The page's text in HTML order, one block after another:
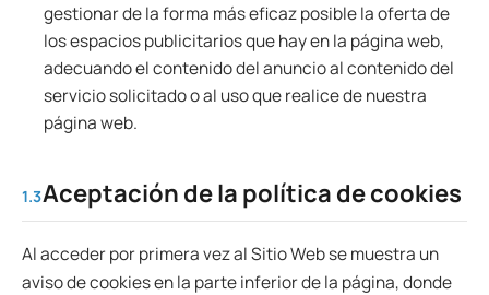
gestionar de la forma más eficaz posible la oferta de
los espacios publicitarios que hay en la página web,
adecuando el contenido del anuncio al contenido del
servicio solicitado o al uso que realice de nuestra
página web.
1.3Aceptación de la política de cookies
Al acceder por primera vez al Sitio Web se muestra un
aviso de cookies en la parte inferior de la página, donde